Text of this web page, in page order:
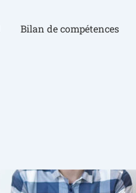
Bilan de compétences